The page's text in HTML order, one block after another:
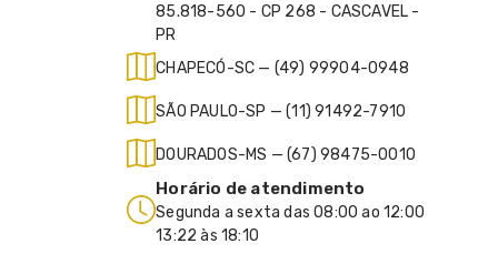
85.818-560 - CP 268 - CASCAVEL -
PR
CHAPECÓ-SC — (49) 99904-0948
SÃO PAULO-SP — (11) 91492-7910
DOURADOS-MS — (67) 98475-0010
Horário de atendimento
Segunda a sexta das 08:00 ao 12:00
13:22 às 18:10